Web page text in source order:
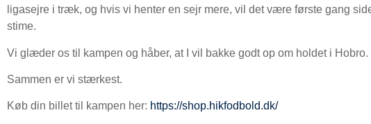
ligasejre i træk, og hvis vi henter en sejr mere, vil det være første gang
stime.
Vi glæder os til kampen og håber, at I vil bakke godt op om holdet i Hobro.
Sammen er vi stærkest.
Køb din billet til kampen her: https://shop.hikfodbold.dk/